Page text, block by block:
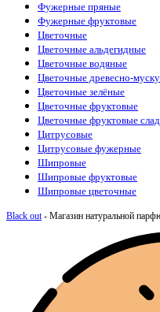
Фужерные пряные
Фужерные фруктовые
Цветочные
Цветочные альдегидные
Цветочные водяные
Цветочные древесно-
Цветочные зелёные
Цветочные фруктовые
Цветочные фруктовые
Цитрусовые
Цитрусовые фужерные
Шипровые
Шипровые фруктовые
Шипровые цветочные
Black out- Магазин натуральной